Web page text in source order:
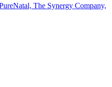
The Synergy Company,